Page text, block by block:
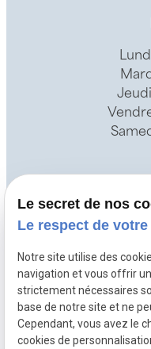
Le secret de nos
Le respect de
Notre site utilise des
navigation et vous offrir
strictement nécessaires
base de notre site et ne
Cependant, vous avez le
cookies de